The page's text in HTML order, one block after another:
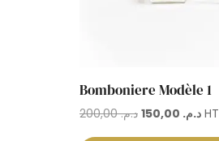
Bomboniere Modèle 1
د.م.200,00
Le
د.م.LeHT